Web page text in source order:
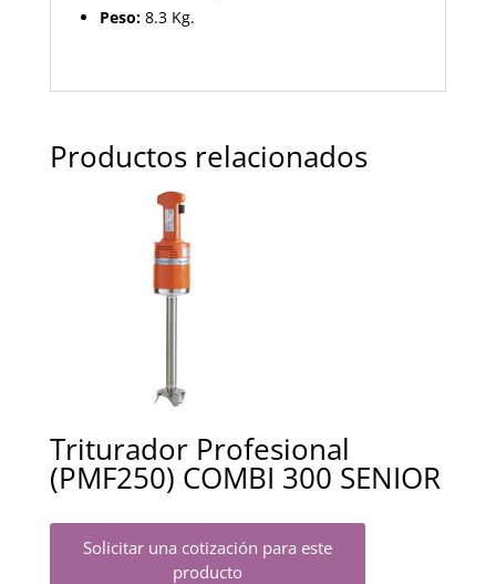
Peso:8.3 Kg.
Productos relacionados
Triturador Profesional
(PMF250) COMBI 300 SENIOR
Solicitar una cotización para este
producto